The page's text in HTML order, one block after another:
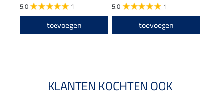
5.0 1
toevoegen
5.0 1
toevoegen
KLANTEN KOCHTEN OOK